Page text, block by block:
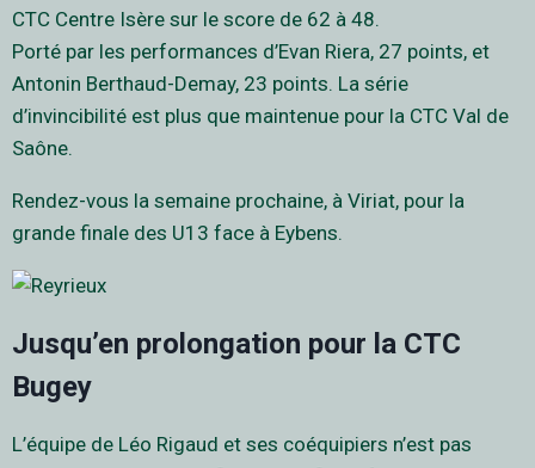
CTC Centre Isère sur le score de 62 à 48.
Porté par les performances d’Evan Riera, 27 points, et
Antonin Berthaud-Demay, 23 points. La série
d’invincibilité est plus que maintenue pour la CTC Val de
Saône.
Rendez-vous la semaine prochaine, à Viriat, pour la
grande finale des U13 face à Eybens.
Jusqu’en prolongation pour la CTC
Bugey
L’équipe de Léo Rigaud et ses coéquipiers n’est pas